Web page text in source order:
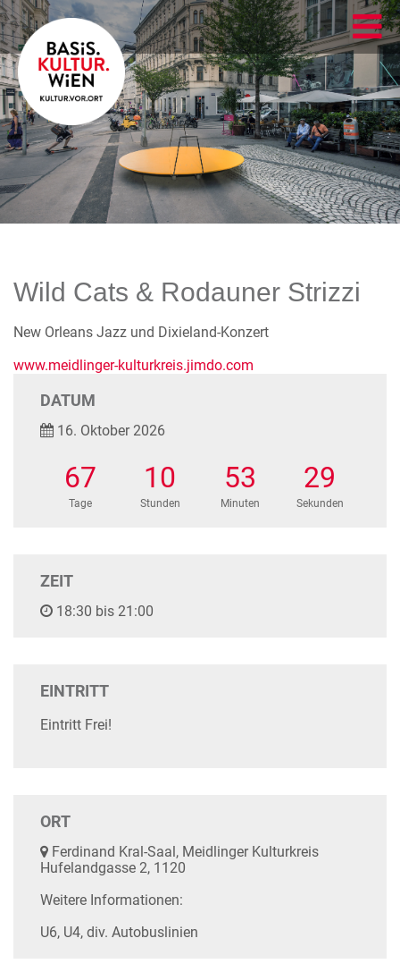
Wild Cats & Rodauner Strizzi
New Orleans Jazz und Dixieland-Konzert
www.meidlinger-kulturkreis.jimdo.com
DATUM
16. Oktober 2026
67
Tage
10
Stunden
53
Minuten
29
Sekunden
ZEIT
18:30 bis 21:00
EINTRITT
Eintritt Frei!
ORT
Ferdinand Kral-Saal, Meidlinger Kulturkreis
Hufelandgasse 2, 1120
Weitere Informationen:
U6, U4, div. Autobuslinien